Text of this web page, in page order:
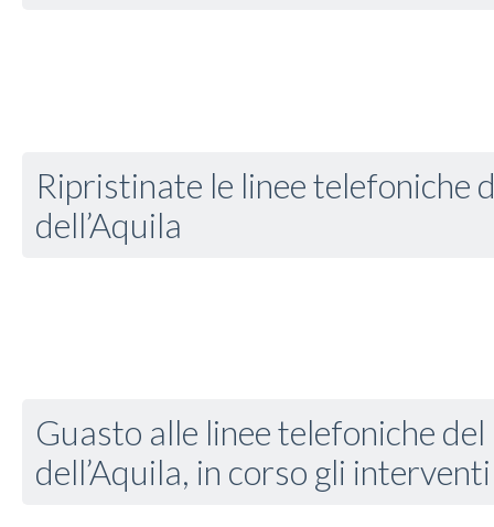
Ripristinate le linee telefoniche
dell’Aquila
Guasto alle linee telefoniche
dell’Aquila, in corso gli